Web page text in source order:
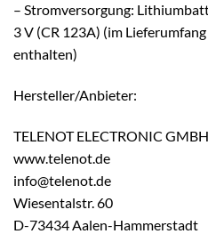
– Stromversorgung:
3 V (CR 123A) (im Lieferumfang
enthalten)
Hersteller/Anbieter:
TELENOT ELECTRONIC GMBH
www.telenot.de
info@telenot.de
Wiesentalstr. 60
D-73434 Aalen-Hammerstadt